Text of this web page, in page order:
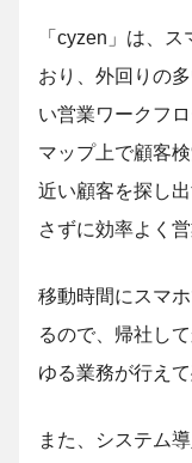
「cyzen」は、
おり、外回りの
い営業ワークフ
マップ上で顧客
近い顧客を探し
さずに効率よく
移動時間にスマ
るので、帰社し
ゆる業務が行え
また、システム